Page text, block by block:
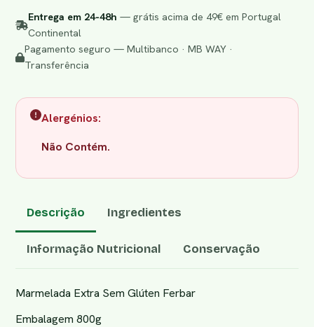
Entrega em 24-48h — grátis acima de 49€ em Portugal
Continental
Pagamento seguro — Multibanco · MB WAY ·
Transferência
Alergénios:
Não Contém.
Descrição Ingredientes
Informação Nutricional Conservação
Marmelada Extra Sem Glúten Ferbar
Embalagem 800g